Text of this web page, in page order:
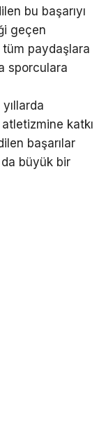
bu başarıyı
geçen
paydaşlara
sporculara
katkı
başarılar
da büyük bir